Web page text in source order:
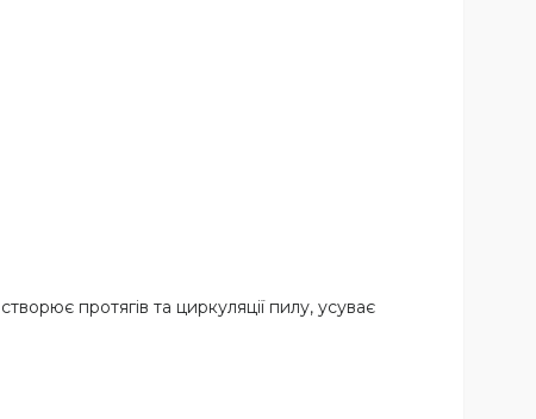
протягів та циркуляції пилу, усуває